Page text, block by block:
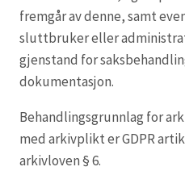
fremgår av denne, samt
sluttbruker eller
gjenstand for
dokumentasjon.
Behandlingsgrunnlag for
med arkivplikt er GDPR
arkivloven § 6.